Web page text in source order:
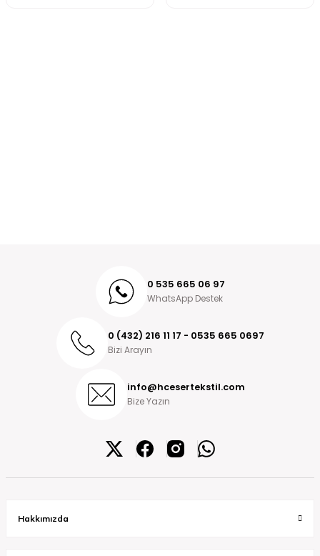
0 535 665 06 97
WhatsApp Destek
0 (432) 216 11 17 - 0535 665 0697
Bizi Arayın
info@hcesertekstil.com
Bize Yazın
Hakkımızda